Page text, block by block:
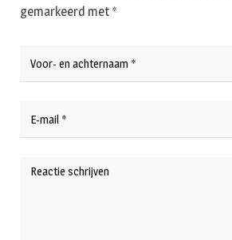
gemarkeerd met *